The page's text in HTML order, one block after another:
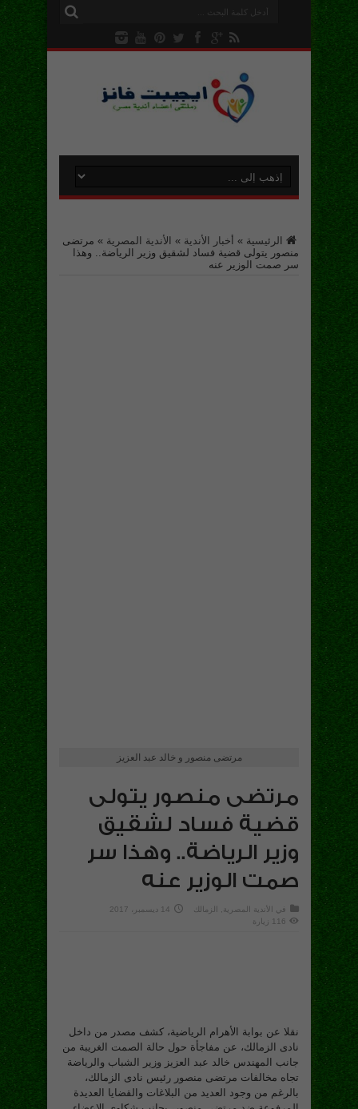
الرئيسية » أخبار الأندية » الأندية المصرية » مرتضى
منصور يتولى قضية فساد لشقيق وزير الرياضة.. وهذا
سر صمت الوزير عنه
مرتضى منصور و خالد عبد العزيز
مرتضى منصور يتولى
قضية فساد لشقيق
وزير الرياضة.. وهذا سر
صمت الوزير عنه
في الأندية المصرية الزمالك
14 ديسمبر، 2017
116 زيارة
نقلا عن بوابة الأهرام الرياضية، كشف مصدر من داخل
نادى الزمالك، عن مفاجأة حول حالة الصمت الغريبة من
جانب المهندس خالد عبد العزيز وزير الشباب والرياضة
تجاه مخالفات مرتضى منصور رئيس نادى الزمالك،
بالرغم من وجود العديد من البلاغات والقضايا العديدة